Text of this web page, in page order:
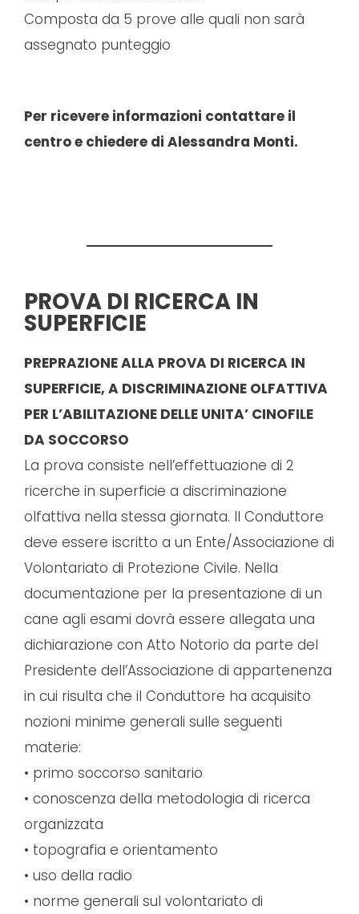
Composta da 5 prove alle quali non sarà
assegnato punteggio
Per ricevere informazioni contattare il
centro e chiedere di Alessandra Monti.
PROVA DI RICERCA IN
SUPERFICIE
PREPRAZIONE ALLA PROVA DI RICERCA IN
SUPERFICIE, A DISCRIMINAZIONE OLFATTIVA
PER L’ABILITAZIONE DELLE UNITA’ CINOFILE
DA SOCCORSO
La prova consiste nell’effettuazione di 2
ricerche in superficie a discriminazione
olfattiva nella stessa giornata. Il Conduttore
deve essere iscritto a un Ente/Associazione di
Volontariato di Protezione Civile. Nella
documentazione per la presentazione di un
cane agli esami dovrà essere allegata una
dichiarazione con Atto Notorio da parte del
Presidente dell’Associazione di appartenenza
in cui risulta che il Conduttore ha acquisito
nozioni minime generali sulle seguenti
materie:
• primo soccorso sanitario
• conoscenza della metodologia di ricerca
organizzata
• topografia e orientamento
• uso della radio
• norme generali sul volontariato di